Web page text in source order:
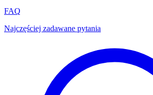
FAQ
Najczęściej zadawane pytania